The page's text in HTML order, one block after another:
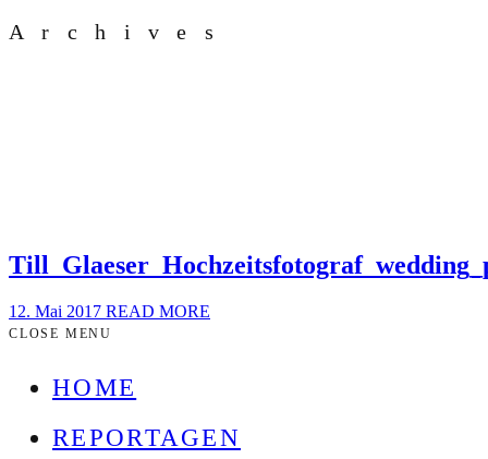
Archives
12. Mai 2017 READ MORE
CLOSE MENU
HOME
REPORTAGEN